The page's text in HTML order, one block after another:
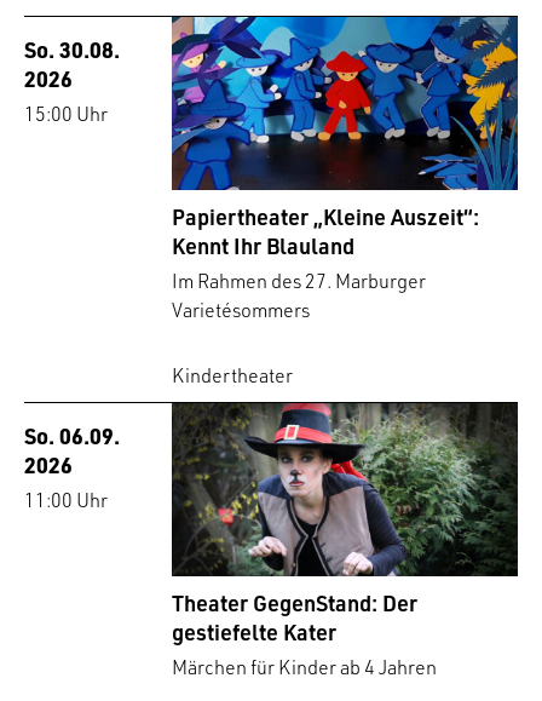
So. 30.08.
2026
15:00 Uhr
Papiertheater „Kleine Auszeit“:
Kennt Ihr Blauland
Im Rahmen des 27. Marburger
Varietésommers
Kindertheater
So. 06.09.
2026
11:00 Uhr
Theater GegenStand: Der
gestiefelte Kater
Märchen für Kinder ab 4 Jahren